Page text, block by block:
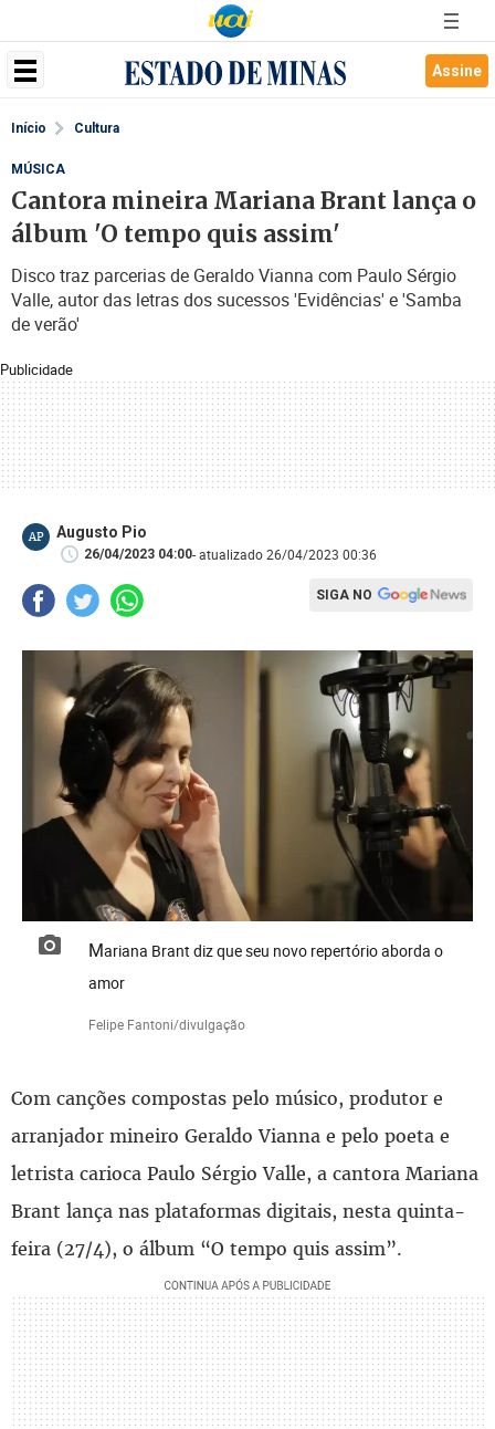
Assine
Início Cultura
Publicidade
MÚSICA
Cantora mineira Mariana Brant lança o
álbum 'O tempo quis assim'
Disco traz parcerias de Geraldo Vianna com Paulo Sérgio
Valle, autor das letras dos sucessos 'Evidências' e 'Samba
de verão'
AP Augusto Pio
26/04/2023 04:00- atualizado 26/04/2023 00:36
SIGA NO
Mariana Brant diz que seu novo repertório aborda o
amor
Felipe Fantoni/divulgação
Com canções compostas pelo músico, produtor e
arranjador mineiro Geraldo Vianna e pelo poeta e
letrista carioca Paulo Sérgio Valle, a cantora Mariana
Brant lança nas plataformas digitais, nesta quinta-
feira (27/4), o álbum “O tempo quis assim”.